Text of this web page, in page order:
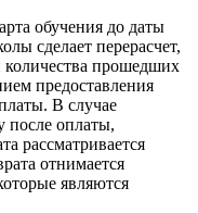
обучения до даты
сделает перерасчет,
прошедших
предоставления
В случае
после оплаты,
рассматривается
отнимается
являются